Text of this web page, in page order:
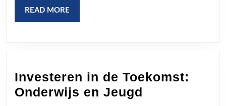
READ MORE
MORE
Investeren in de Toekomst:
Onderwijs en Jeugd